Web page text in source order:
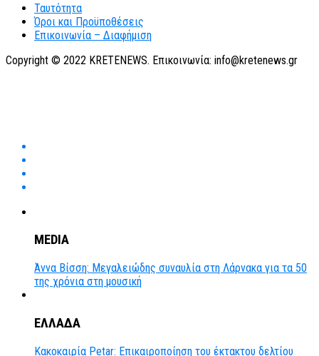
Ταυτότητα
Όροι και Προϋποθέσεις
Επικοινωνία – Διαφήμιση
Copyright © 2022 KRETENEWS. Επικοινωνία: info@kretenews.gr
MEDIA
Άννα Βίσση: Μεγαλειώδης συναυλία στη Λάρνακα για τα 50
της χρόνια στη μουσική
ΕΛΛΑΔΑ
Κακοκαιρία Petar: Επικαιροποίηση του έκτακτου δελτίου